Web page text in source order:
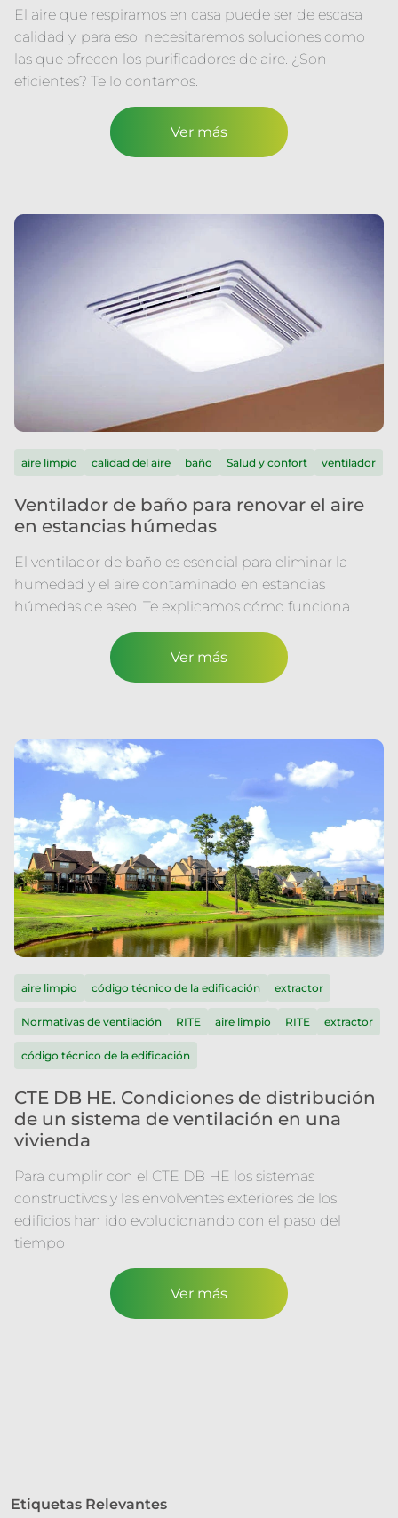
El aire que respiramos en casa puede ser de escasa
calidad y, para eso, necesitaremos soluciones como
las que ofrecen los purificadores de aire. ¿Son
eficientes? Te lo contamos.
Ver más
aire limpio calidad del aire baño Salud y confort ventilador
Ventilador de baño para renovar el aire
en estancias húmedas
El ventilador de baño es esencial para eliminar la
humedad y el aire contaminado en estancias
húmedas de aseo. Te explicamos cómo funciona.
Ver más
aire limpio código técnico de la edificación extractor
Normativas de ventilación RITE aire limpio RITE extractor
código técnico de la edificación
CTE DB HE. Condiciones de distribución
de un sistema de ventilación en una
vivienda
Para cumplir con el CTE DB HE los sistemas
constructivos y las envolventes exteriores de los
edificios han ido evolucionando con el paso del
tiempo
Ver más
Etiquetas Relevantes